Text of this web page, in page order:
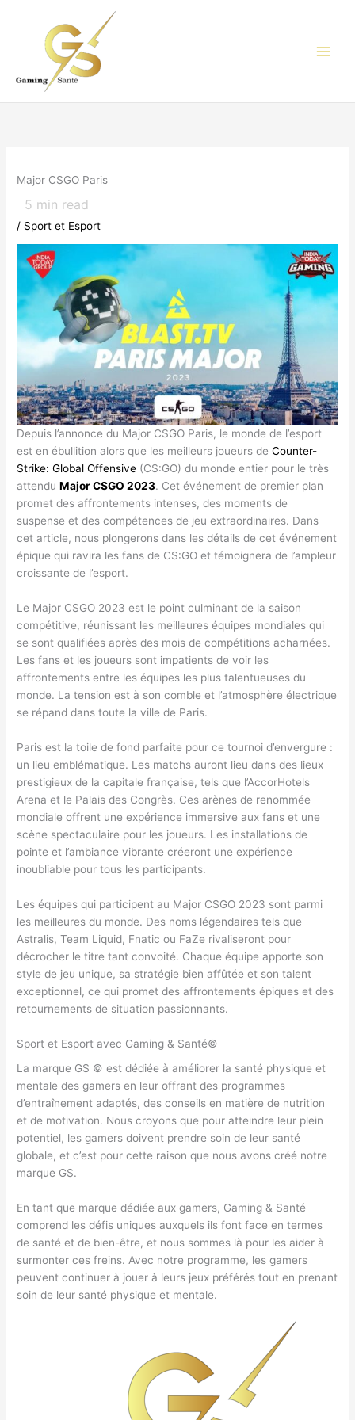
Major CSGO Paris
5 min read
/ Sport et Esport
Depuis l’annonce du Major CSGO Paris, le monde de l’esport
est en ébullition alors que les meilleurs joueurs deCounter-
Strike: Global Offensive (CS:GO) du monde entier pour le très
attenduMajor CSGO 2023. Cet événement de premier plan
promet des affrontements intenses, des moments de
suspense et des compétences de jeu extraordinaires. Dans
cet article, nous plongerons dans les détails de cet événement
épique qui ravira les fans de CS:GO et témoignera de l’ampleur
croissante de l’esport.
Le Major CSGO 2023 est le point culminant de la saison
compétitive, réunissant les meilleures équipes mondiales qui
se sont qualifiées après des mois de compétitions acharnées.
Les fans et les joueurs sont impatients de voir les
affrontements entre les équipes les plus talentueuses du
monde. La tension est à son comble et l’atmosphère électrique
se répand dans toute la ville de Paris.
Paris est la toile de fond parfaite pour ce tournoi d’envergure :
un lieu emblématique. Les matchs auront lieu dans des lieux
prestigieux de la capitale française, tels que l’AccorHotels
Arena et le Palais des Congrès. Ces arènes de renommée
mondiale offrent une expérience immersive aux fans et une
scène spectaculaire pour les joueurs. Les installations de
pointe et l’ambiance vibrante créeront une expérience
inoubliable pour tous les participants.
Les équipes qui participent au Major CSGO 2023 sont parmi
les meilleures du monde. Des noms légendaires tels que
Astralis, Team Liquid, Fnatic ou FaZe rivaliseront pour
décrocher le titre tant convoité. Chaque équipe apporte son
style de jeu unique, sa stratégie bien affûtée et son talent
exceptionnel, ce qui promet des affrontements épiques et des
retournements de situation passionnants.
Sport et Esport avec Gaming & Santé©
La marque GS © est dédiée à améliorer la santé physique et
mentale des gamers en leur offrant des programmes
d’entraînement adaptés, des conseils en matière de nutrition
et de motivation. Nous croyons que pour atteindre leur plein
potentiel, les gamers doivent prendre soin de leur santé
globale, et c’est pour cette raison que nous avons créé notre
marque GS.
En tant que marque dédiée aux gamers, Gaming & Santé
comprend les défis uniques auxquels ils font face en termes
de santé et de bien-être, et nous sommes là pour les aider à
surmonter ces freins. Avec notre programme, les gamers
peuvent continuer à jouer à leurs jeux préférés tout en prenant
soin de leur santé physique et mentale.